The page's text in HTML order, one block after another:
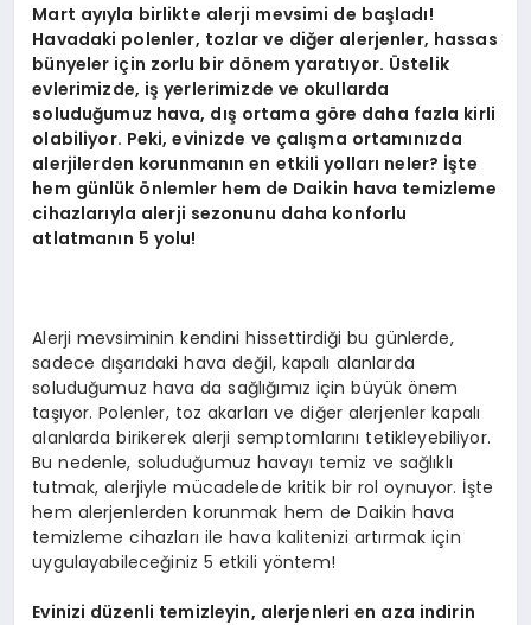
Mart ayıyla birlikte alerji mevsimi de başladı!
Havadaki polenler, tozlar ve diğer alerjenler, hassas
bünyeler için zorlu bir dönem yaratıyor. Üstelik
evlerimizde, iş yerlerimizde ve okullarda
soluduğumuz hava, dış ortama göre daha fazla kirli
olabiliyor. Peki, evinizde ve çalışma ortamınızda
alerjilerden korunmanın en etkili yolları neler? İşte
hem günlük önlemler hem de Daikin hava temizleme
cihazlarıyla alerji sezonunu daha konforlu
atlatmanın 5 yolu!
Alerji mevsiminin kendini hissettirdiği bu günlerde,
sadece dışarıdaki hava değil, kapalı alanlarda
soluduğumuz hava da sağlığımız için büyük önem
taşıyor. Polenler, toz akarları ve diğer alerjenler kapalı
alanlarda birikerek alerji semptomlarını tetikleyebiliyor.
Bu nedenle, soluduğumuz havayı temiz ve sağlıklı
tutmak, alerjiyle mücadelede kritik bir rol oynuyor. İşte
hem alerjenlerden korunmak hem de Daikin hava
temizleme cihazları ile hava kalitenizi artırmak için
uygulayabileceğiniz 5 etkili yöntem!
Evinizi düzenli temizleyin, alerjenleri en aza indirin